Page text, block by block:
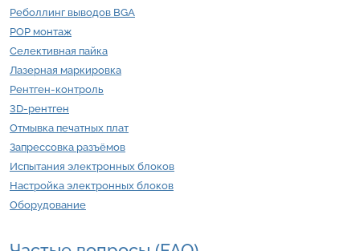
Реболлинг выводов BGA
POP монтаж
Селективная пайка
Лазерная маркировка
Рентген-контроль
3D-рентген
Отмывка печатных плат
Запрессовка разъёмов
Испытания электронных блоков
Настройка электронных блоков
Оборудование